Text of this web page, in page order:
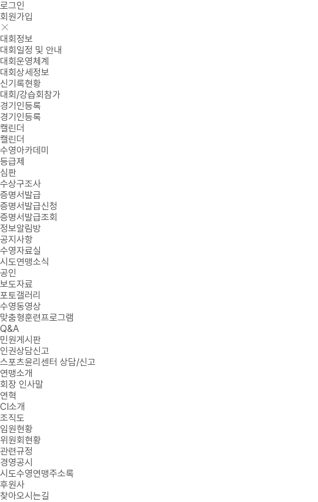
로그인
회원가입
대회정보
대회일정 및 안내
대회운영체계
대회상세정보
신기록현황
대회/강습회참가
경기인등록
경기인등록
캘린더
캘린더
수영아카데미
등급제
심판
수상구조사
증명서발급
증명서발급신청
증명서발급조회
정보알림방
공지사항
수영자료실
시도연맹소식
공인
보도자료
포토갤러리
수영동영상
맞춤형훈련프로그램
Q&A
민원게시판
인권상담신고
스포츠윤리센터 상담/신고
연맹소개
회장 인사말
연혁
CI소개
조직도
임원현황
위원회현황
관련규정
경영공시
시도수영연맹주소록
후원사
찾아오시는길